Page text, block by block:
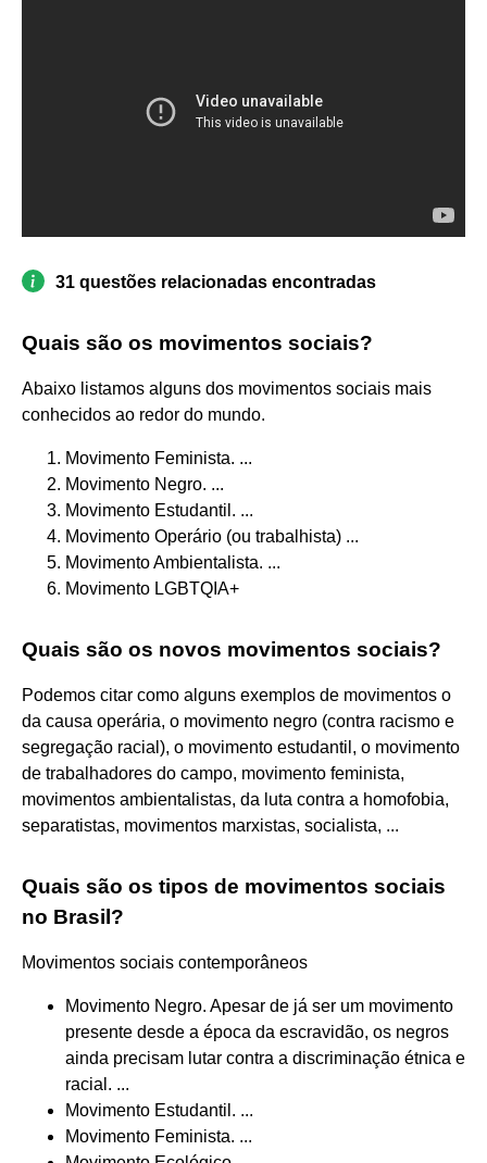
31 questões relacionadas encontradas
Quais são os movimentos sociais?
Abaixo listamos alguns dos movimentos sociais mais
conhecidos ao redor do mundo.
Movimento Feminista. ...
Movimento Negro. ...
Movimento Estudantil. ...
Movimento Operário (ou trabalhista) ...
Movimento Ambientalista. ...
Movimento LGBTQIA+
Quais são os novos movimentos sociais?
Podemos citar como alguns exemplos de movimentos o
da causa operária, o movimento negro (contra racismo e
segregação racial), o movimento estudantil, o movimento
de trabalhadores do campo, movimento feminista,
movimentos ambientalistas, da luta contra a homofobia,
separatistas, movimentos marxistas, socialista, ...
Quais são os tipos de movimentos sociais
no Brasil?
Movimentos sociais contemporâneos
Movimento Negro. Apesar de já ser um movimento
presente desde a época da escravidão, os negros
ainda precisam lutar contra a discriminação étnica e
racial. ...
Movimento Estudantil. ...
Movimento Feminista. ...